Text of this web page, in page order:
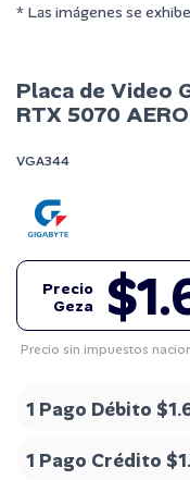
* Las imágenes se
Placa de Video
RTX 5070
VGA344
Precio
Geza
Precio sin impuestos
1 Pago Débito
1 Pago Crédito